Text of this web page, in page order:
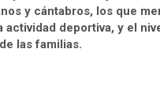
y cántabros, los que
deportiva, y el
las familias.